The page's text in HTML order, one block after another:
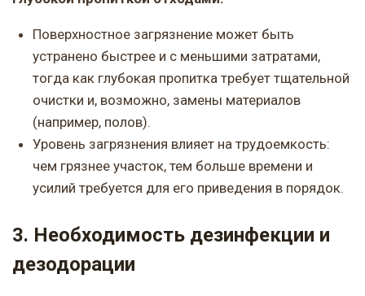
Поверхностное загрязнение может быть
устранено быстрее и с меньшими затратами,
тогда как глубокая пропитка требует тщательной
очистки и, возможно, замены материалов
(например, полов).
Уровень загрязнения влияет на трудоемкость:
чем грязнее участок, тем больше времени и
усилий требуется для его приведения в порядок.
3. Необходимость дезинфекции и
дезодорации